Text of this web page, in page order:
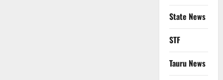
State News
STF
Tauru News